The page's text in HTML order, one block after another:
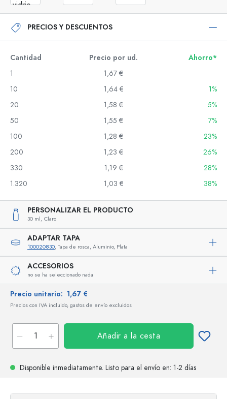
PRECIOS Y DESCUENTOS
Cantidad Precio por ud.
Ahorro*
1
1,67 €
10
1,64 €
1%
20
1,58 €
5%
50
1,55 €
7%
100
1,28 €
23%
200
1,23 €
26%
330
1,19 €
28%
1.320
1,03 € 38%
PERSONALIZAR EL PRODUCTO
30 ml, Claro
ADAPTAR TAPA
100020830, Tapa de rosca, Aluminio, Plata
ACCESORIOS
no se ha seleccionado nada
Precio unitario: 1,67 €
Precios con IVA incluido, gastos de envío excluidos
Añadir a la cesta
Disponible inmediatamente. Listo para el envío en: 1-2 días